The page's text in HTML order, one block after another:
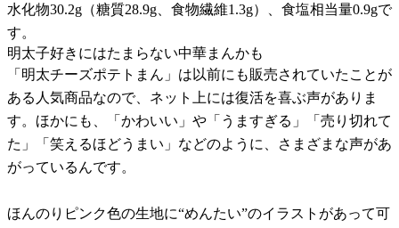
水化物30.2g（糖質28.9g、食物繊維1.3g）、食塩相当量0.9gで
す。
明太子好きにはたまらない中華まんかも
「明太チーズポテトまん」は以前にも販売されていたことが
ある人気商品なので、ネット上には復活を喜ぶ声がありま
す。ほかにも、「かわいい」や「うますぎる」「売り切れて
た」「笑えるほどうまい」などのように、さまざまな声があ
がっているんです。
ほんのりピンク色の生地に“めんたい”のイラストがあって可